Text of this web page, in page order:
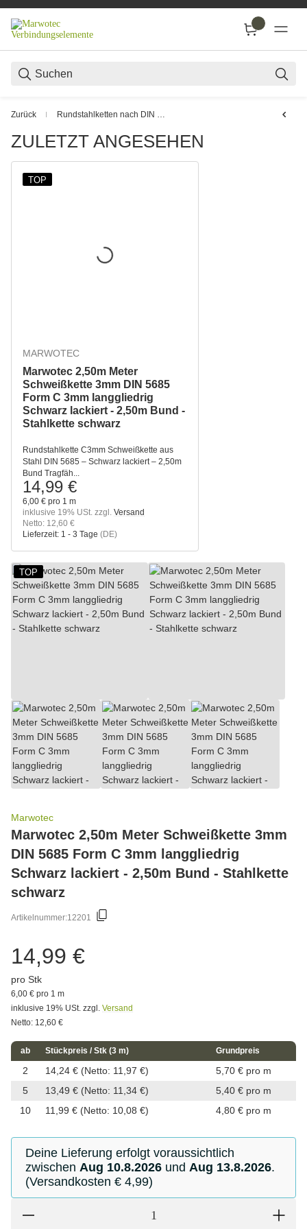
Zurück Rundstahlketten nach DIN 763
ZULETZT ANGESEHEN
TOP
MARWOTEC
Marwotec 2,50m Meter
Schweißkette 3mm DIN 5685
Form C 3mm langgliedrig
Schwarz lackiert - 2,50m Bund -
Stahlkette schwarz
Rundstahlkette C3mm Schweißkette aus
Stahl DIN 5685 – Schwarz lackiert – 2,50m
Bund Tragfäh...
14,99 €
6,00 € pro 1 m
inklusive 19% USt. zzgl. Versand
Netto: 12,60 €
Lieferzeit: 1 - 3 Tage (DE)
TOP
Marwotec
Marwotec 2,50m Meter Schweißkette 3mm
DIN 5685 Form C 3mm langgliedrig
Schwarz lackiert - 2,50m Bund - Stahlkette
schwarz
Artikelnummer:12201
14,99 €
pro Stk
6,00 € pro 1 m
inklusive 19% USt. zzgl. Versand
Netto: 12,60 €
ab Stückpreis / Stk (3 m) Grundpreis
2 14,24 € (Netto: 11,97 €)
5,70 € pro m
5
13,49 € (Netto: 11,34 €)
5,40 € pro m
10
11,99 € (Netto: 10,08 €) 4,80 € pro m
Deine Lieferung erfolgt voraussichtlich
zwischen Aug 10.8.2026 und Aug 13.8.2026.
(Versandkosten € 4,99)